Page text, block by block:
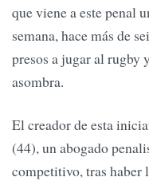
que viene a este penal
semana, hace más de
presos a jugar al rugby
asombra.
El creador de esta
(44), un abogado
competitivo, tras haber